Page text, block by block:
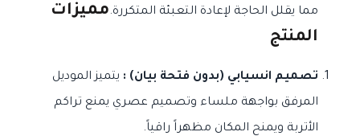
مما يقلل الحاجة لإعادة التعبئة المتكررة.مميزات
المنتج
تصميم انسيابي (بدون فتحة بيان) : يتميز الموديل
المرفق بواجهة ملساء وتصميم عصري يمنع تراكم
الأتربة ويمنح المكان مظهراً راقياً.